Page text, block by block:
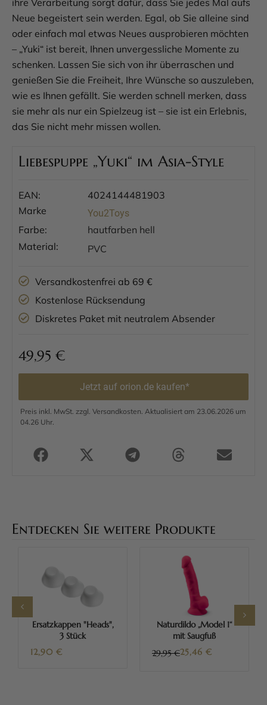
ihre Verarbeitung sorgt dafür, dass Sie jedes Mal aufs
Neue begeistert sein werden. Egal, ob Sie alleine sind
oder einfach mal etwas Neues ausprobieren möchten
– „Yuki“ ist bereit, Ihnen unvergessliche Momente zu
schenken. Lassen Sie sich von ihr überraschen und
genießen Sie die Freiheit, Ihre Wünsche so auszuleben,
wie es Ihnen gefällt. Sie werden schnell merken, dass
sie mehr als nur ein Spielzeug ist – sie ist ein Erlebnis,
das Sie nicht mehr missen wollen.
Liebespuppe „Yuki“ im Asia-Style
EAN:
4024144481903
Marke
You2Toys
Farbe:
hautfarben hell
Material:
PVC
Versandkostenfrei ab 69 €
Kostenlose Rücksendung
Diskretes Paket mit neutralem Absender
49,95 €
Jetzt auf orion.de kaufen*
Preis inkl. MwSt. zzgl. Versandkosten. Aktualisiert am 23.06.2026 um
04.26 Uhr.
Entdecken Sie weitere Produkte
Ersatzkappen "Heads",
3 Stück
12,90 €
Naturdildo „Model 1“
mit Saugfuß
29,95 €25,46 €